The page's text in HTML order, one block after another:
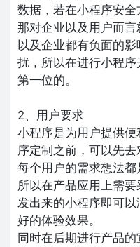
数据，若在小程序安全
那对企业以及用户而
以及企业都有负面的
扰，所以在进行小程
第一位的。
2、用户要求
小程序是为用户提供
序定制之前，可以先
每个用户的需求想法都
所以在产品应用上需
发出来的小程序即可
好的体验效果。
同时在后期进行产品